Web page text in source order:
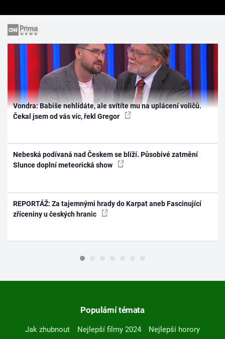
Vondra: Babiše nehlídáte, ale svítíte mu na uplácení voličů.
Čekal jsem od vás víc, řekl Gregor
Nebeská podívaná nad Českem se blíží. Působivé zatmění
Slunce doplní meteorická show
REPORTÁŽ: Za tajemnými hrady do Karpat aneb Fascinující
zříceniny u českých hranic
Populární témata
Jak zhubnout Nejlepší filmy 2024
Nejlepší horory